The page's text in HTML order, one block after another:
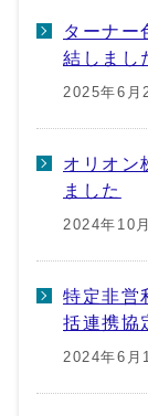
ターナー
結しまし
2025年6月
オリオン
ました
2024年10
特定非営
括連携協
2024年6月